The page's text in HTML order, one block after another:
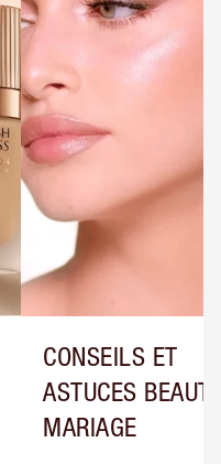
CONSEILS ET
ASTUCES
MARIAGE